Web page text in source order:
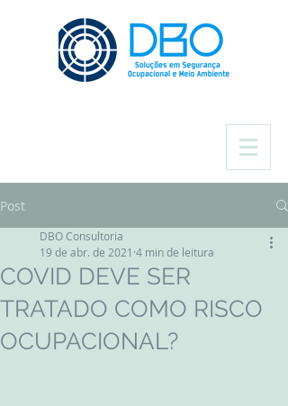
Post
COVID DEVE SER
TRATADO COMO RISCO
OCUPACIONAL?
DBO Consultoria
19 de abr. de 2021 4 min de leitura